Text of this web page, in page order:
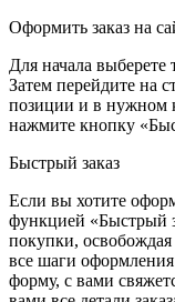
Оформить заказ на
Для начала выберете
Затем перейдите на
позиции и в нужном
нажмите кнопку
Быстрый заказ
Если вы хотите
функцией «Быстрый
покупки,
все шаги оформления
форму, с вами